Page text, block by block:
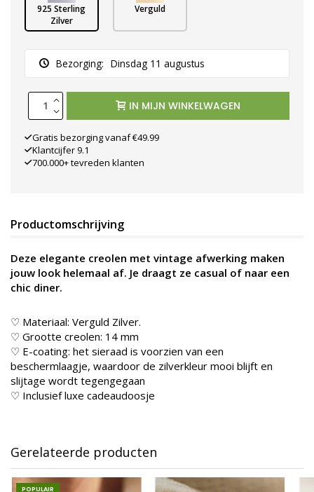
925 Sterling
Zilver
Verguld
Bezorging: Dinsdag 11 augustus
IN MIJN WINKELWAGEN
Gratis bezorging vanaf €49.99
Klantcijfer 9.1
700.000+ tevreden klanten
Productomschrijving
Deze elegante creolen met vintage afwerking maken
jouw look helemaal af. Je draagt ze casual of naar een
chic diner.
♡ Materiaal: Verguld Zilver.
♡ Grootte creolen: 14 mm
♡ E-coating: het sieraad is voorzien van een
beschermlaagje, waardoor de zilverkleur mooi blijft en
slijtage wordt tegengegaan
♡ Inclusief luxe cadeaudoosje
Gerelateerde producten
POPULAIR